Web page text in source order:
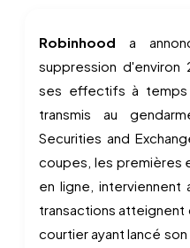
Robinhood a
suppression
ses effectifs à temps
transmis au
Securities and
coupes, les premières
en ligne,
transactions atteignent
courtier ayant lancé